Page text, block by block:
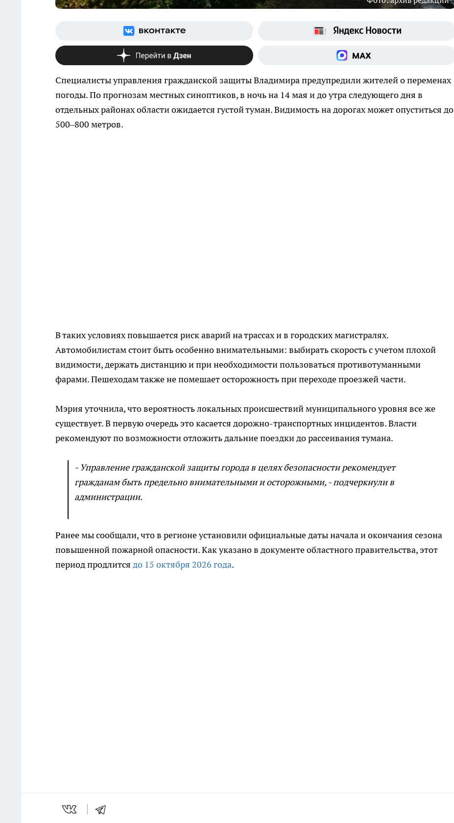
Специалисты управления гражданской защиты Владимира предупредили жителей о переменах
погоды. По прогнозам местных синоптиков, в ночь на 14 мая и до утра следующего дня в
отдельных районах области ожидается густой туман. Видимость на дорогах может опуститься до
500–800 метров.
В таких условиях повышается риск аварий на трассах и в городских магистралях.
Автомобилистам стоит быть особенно внимательными: выбирать скорость с учетом плохой
видимости, держать дистанцию и при необходимости пользоваться противотуманными
фарами. Пешеходам также не помешает осторожность при переходе проезжей части.
Мэрия уточнила, что вероятность локальных происшествий муниципального уровня все же
существует. В первую очередь это касается дорожно-транспортных инцидентов. Власти
рекомендуют по возможности отложить дальние поездки до рассеивания тумана.
- Управление гражданской защиты города в целях безопасности рекомендует
гражданам быть предельно внимательными и осторожными, - подчеркнули в
администрации.
Ранее мы сообщали, что в регионе установили официальные даты начала и окончания сезона
повышенной пожарной опасности. Как указано в документе областного правительства, этот
период продлится до 15 октября 2026 года.